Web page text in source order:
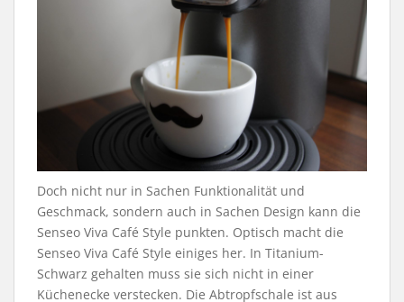
Doch nicht nur in Sachen Funktionalität und
Geschmack, sondern auch in Sachen Design kann die
Senseo Viva Café Style punkten. Optisch macht die
Senseo Viva Café Style einiges her. In Titanium-
Schwarz gehalten muss sie sich nicht in einer
Küchenecke verstecken. Die Abtropfschale ist aus